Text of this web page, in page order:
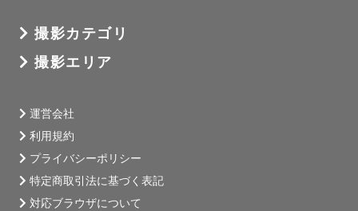
撮影カテゴリ
撮影エリア
運営会社
利用規約
プライバシーポリシー
特定商取引法に基づく表記
対応ブラウザについて